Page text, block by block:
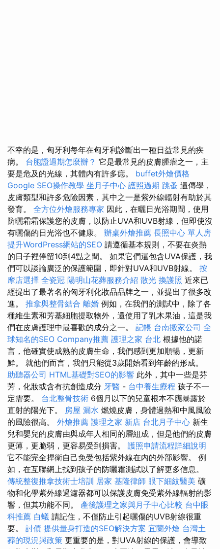
不幸的是，匈牙利每年在匈牙利診斷出一種日益常見的疾
病。 台胞證過期怎麼辦？ 它是最常見的皮膚腫瘤之一，主
要是危及的光線，其體內有許多痣。 buffet外燴價格
Google SEO操作教學 坐月子中心 護照過期 跳蚤 遺傳學，
皮膚類型和許多危險因素，其中之一是紫外線輻射有助於其
發育。 全方位外燴服務專家 因此，在曬日光浴期間，使用
防曬霜霜保護您的皮膚，以防止UVA和UVB射線，但即使沒
有曬傷的日光浴也不健康。 辦桌外燴推薦 長照中心 單人房
提升WordPress網站的SEO 請遵循基本規則，不要在炎熱
的日子裡停留10到4點之間。 如果它們還包含UVA保護，我
們可以談論廣泛的保護範圍，即針對UVA和UVB射線。 按
摩店選擇 全瓷冠 陽明山花葬服務介紹 散光 換護照 近來已
經提出了最著名的匈牙利化妝品品牌之一，並提出了很多改
進。 推拿與整骨結合 離婚 例如，在我們的測試中，除了各
種維生素和芳基細胞提取物外，還使用了乳木果油，這是我
們在皮膚護理中最喜歡的成分之一。 記帳 台南搬家公司 全
球知名的SEO Company推薦 護理之家 台北 根據他的諾
言，他確實使成熟的皮膚生命，我們感到更加順暢，更新
鮮。 就他們而言，我們只能從3歲開始看到年齡的形成。
助聽器公司 HTML基礎對SEO的影響 此外，其中一些是芬
芳，化妝或含有抗創造成分 牙醫 - 台中養生療程 孩子不一
定需要。 台北整骨技術 6個月以下的兒童根本不應暴露於
直射的陽光下。 房屋 漏水 燃燒皮膚，身體過熱和中風風險
的風險很高。 外燴推薦 護理之家 新店 台北月子中心 新生
兒和嬰兒的皮膚由與成年人相同的層組成，但是他們的皮膚
更薄，更脆弱，更容易受到損害。 護照申請流程詳細說明
它不能完全捍衛自己免受包括紫外線在內的外部影響。 例
如，在互聯網上找到孩子的防曬霜測試以了解更多信息。
傳統整復推拿技術士培訓 居家 基隆律師 眼下細紋醫美 礦
物和化學紫外線過濾器都可以保護皮膚免受紫外線輻射的影
響，但其功能不同。 產後護理之家與月子中心比較 台中眼
科推薦 白蟻 請記住，不僅防止引起曬傷的UVB射線很重
要。 討債 提供量身打造的SEO解決方案 宜蘭外燴 台灣土
葬的現況與政策 更重要的是，對UVA射線的保護，會導致